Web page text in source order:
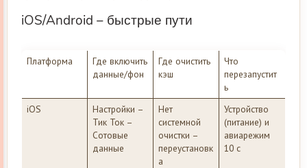
iOS/Android – быстрые пути
Платформа
Где включить
данные/фон
Где очистить
кэш
Что
перезапустит
ь
iOS
Настройки –
Тик Ток –
Сотовые
данные
Нет
системной
очистки –
переустановк
а
Устройство
(питание) и
авиарежим
10 с